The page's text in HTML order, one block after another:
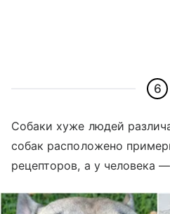
6
Собаки хуже людей
собак расположено
рецепторов, а у человека—